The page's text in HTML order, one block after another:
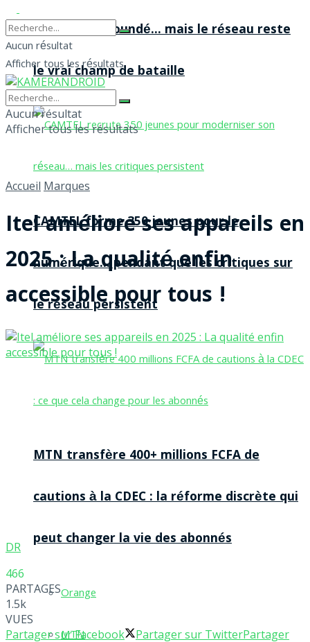
agences à Yaoundé… mais le réseau reste
le vrai champ de bataille
CAMTEL forme 350 jeunes pour le
numérique… pendant que les critiques sur
le réseau persistent
MTN transfère 400+ millions FCFA de
cautions à la CDEC : la réforme discrète qui
peut changer la vie des abonnés
Orange
MTN
Aucun résultat
Afficher tous les résultats
Aucun résultat
Afficher tous les résultats
Accueil Marques
Itel améliore ses appareils en
2025 : La qualité enfin
accessible pour tous !
DR
466
PARTAGES
1.5k
VUES
Partager sur Facebook
Partager sur TwitterPartager